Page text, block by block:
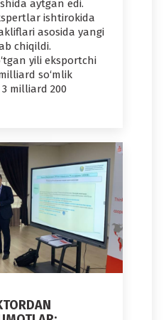
aytgan edi.
ishtirokida
asosida yangi
chiqildi.
yili eksportchi
so‘mlik
milliard 200